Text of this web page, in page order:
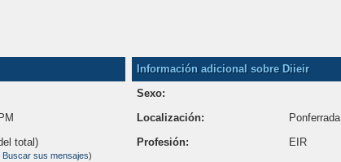
total)
Buscar sus mensajes)
Información adicional sobre Diieir
Sexo:
Localización:
Ponferrada
Profesión:
EIR